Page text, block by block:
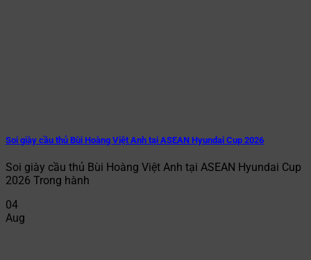
Soi giày cầu thủ Bùi Hoàng Việt Anh tại ASEAN Hyundai Cup 2026
Soi giày cầu thủ Bùi Hoàng Việt Anh tại ASEAN Hyundai Cup
2026 Trong hành
04
Aug